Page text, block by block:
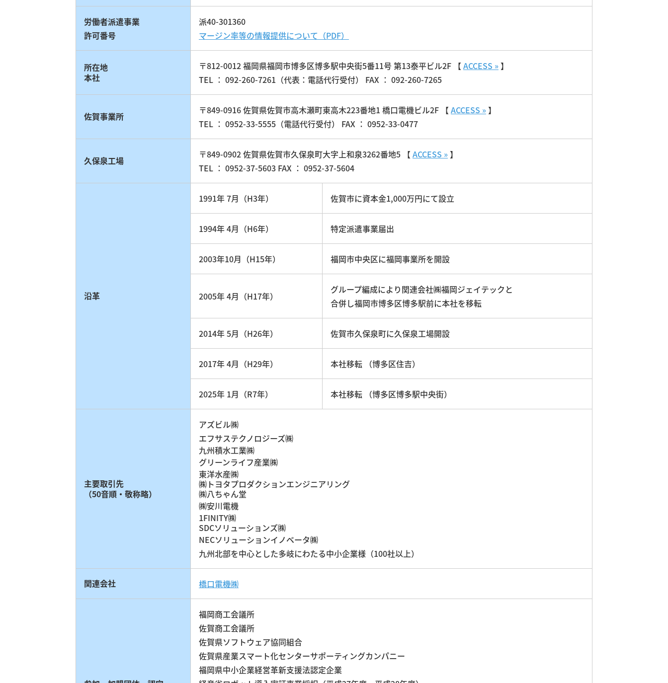
労働者派遣事業
許可番号
派40-301360
マージン率等の情報提供について（PDF）
所在地
本社
〒812-0012 福岡県福岡市博多区博多駅中央街5番11号 第13泰平ビル2F 【ACCESS »】
TEL ： 092-260-7261（代表：電話代行受付） FAX ： 092-260-7265
佐賀事業所
〒849-0916 佐賀県佐賀市高木瀬町東高木223番地1 橋口電機ビル2F 【ACCESS »】
TEL ： 0952-33-5555（電話代行受付） FAX ： 0952-33-0477
久保泉工場
〒849-0902 佐賀県佐賀市久保泉町大字上和泉3262番地5 【ACCESS »】
TEL ： 0952-37-5603 FAX ： 0952-37-5604
沿革
1991年 7月（H3年） 佐賀市に資本金1,000万円にて設立
1994年 4月（H6年） 特定派遣事業届出
2003年10月（H15年） 福岡市中央区に福岡事業所を開設
2005年 4月（H17年）
グループ編成により関連会社㈱福岡ジェイテックと
合併し福岡市博多区博多駅前に本社を移転
2014年 5月（H26年） 佐賀市久保泉町に久保泉工場開設
2017年 4月（H29年） 本社移転 （博多区住吉）
2025年 1月（R7年） 本社移転 （博多区博多駅中央街）
主要取引先
（50音順・敬称略）
アズビル㈱
エフサステクノロジーズ㈱
九州積水工業㈱
グリーンライフ産業㈱
東洋水産㈱
㈱トヨタプロダクションエンジニアリング
㈱八ちゃん堂
㈱安川電機
1FINITY㈱
SDCソリューションズ㈱
NECソリューションイノベータ㈱
九州北部を中心とした多岐にわたる中小企業様（100社以上）
関連会社 橋口電機㈱
福岡商工会議所
佐賀商工会議所
佐賀県ソフトウェア協同組合
佐賀県産業スマート化センターサポーティングカンパニー
福岡県中小企業経営革新支援法認定企業